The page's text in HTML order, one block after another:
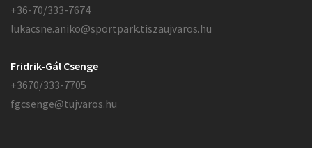
+36-70/333-7674
lukacsne.aniko@sportpark.tiszaujvaros.hu
Fridrik-Gál Csenge
+3670/333-7705
fgcsenge@tujvaros.hu